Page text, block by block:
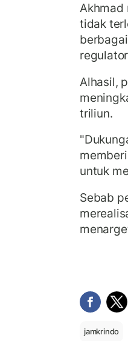
Akhmad
tidak
Alhasil,
triliun.
untuk
Sebab
jamkrindo